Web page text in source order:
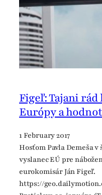
Figeľ: Tajani
Európy a
1 February 2017
Hosťom Pavla Demeša
vyslanec EÚ pre
eurokomisár Ján Figeľ.
https://